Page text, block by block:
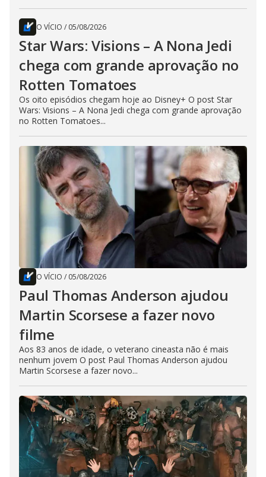
O VÍCIO / 05/08/2026
Star Wars: Visions – A Nona Jedi
chega com grande aprovação no
Rotten Tomatoes
Os oito episódios chegam hoje ao Disney+ O post Star
Wars: Visions – A Nona Jedi chega com grande aprovação
no Rotten Tomatoes...
O VÍCIO / 05/08/2026
Paul Thomas Anderson ajudou
Martin Scorsese a fazer novo
filme
Aos 83 anos de idade, o veterano cineasta não é mais
nenhum jovem O post Paul Thomas Anderson ajudou
Martin Scorsese a fazer novo...